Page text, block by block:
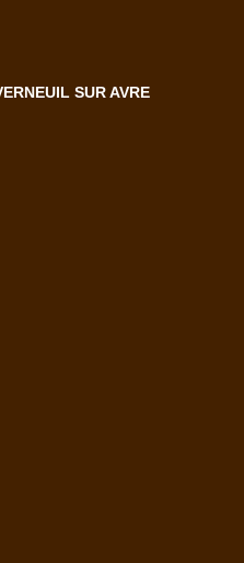
SUR AVRE